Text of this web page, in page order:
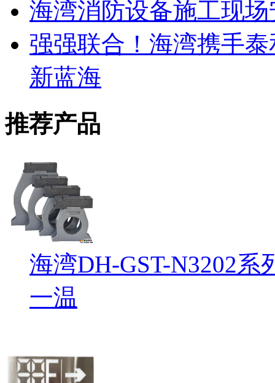
海湾消防设备施工现
强强联合！海湾携手
新蓝海
推荐产品
海湾DH-GST-N3202
一温